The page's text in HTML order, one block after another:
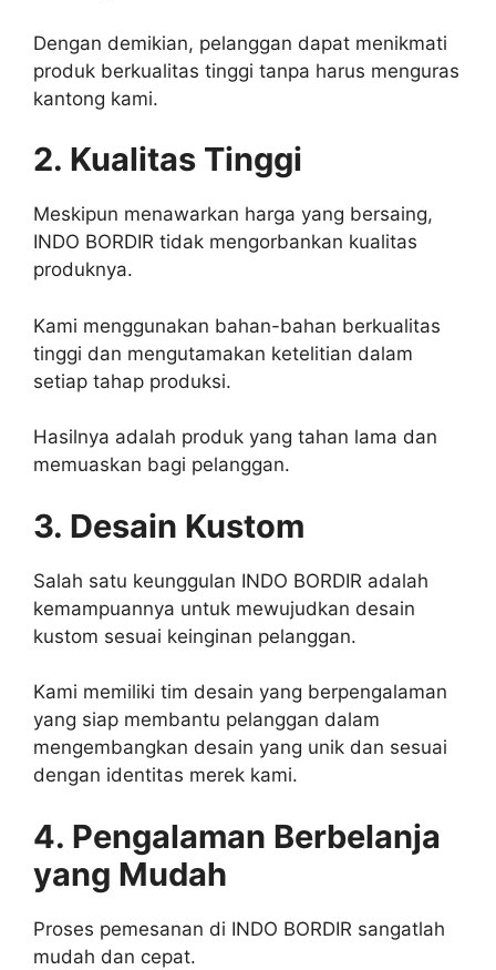
Dengan demikian, pelanggan dapat menikmati
produk berkualitas tinggi tanpa harus menguras
kantong kami.
2. Kualitas Tinggi
Meskipun menawarkan harga yang bersaing,
INDO BORDIR tidak mengorbankan kualitas
produknya.
Kami menggunakan bahan-bahan berkualitas
tinggi dan mengutamakan ketelitian dalam
setiap tahap produksi.
Hasilnya adalah produk yang tahan lama dan
memuaskan bagi pelanggan.
3. Desain Kustom
Salah satu keunggulan INDO BORDIR adalah
kemampuannya untuk mewujudkan desain
kustom sesuai keinginan pelanggan.
Kami memiliki tim desain yang berpengalaman
yang siap membantu pelanggan dalam
mengembangkan desain yang unik dan sesuai
dengan identitas merek kami.
4. Pengalaman Berbelanja
yang Mudah
Proses pemesanan di INDO BORDIR sangatlah
mudah dan cepat.